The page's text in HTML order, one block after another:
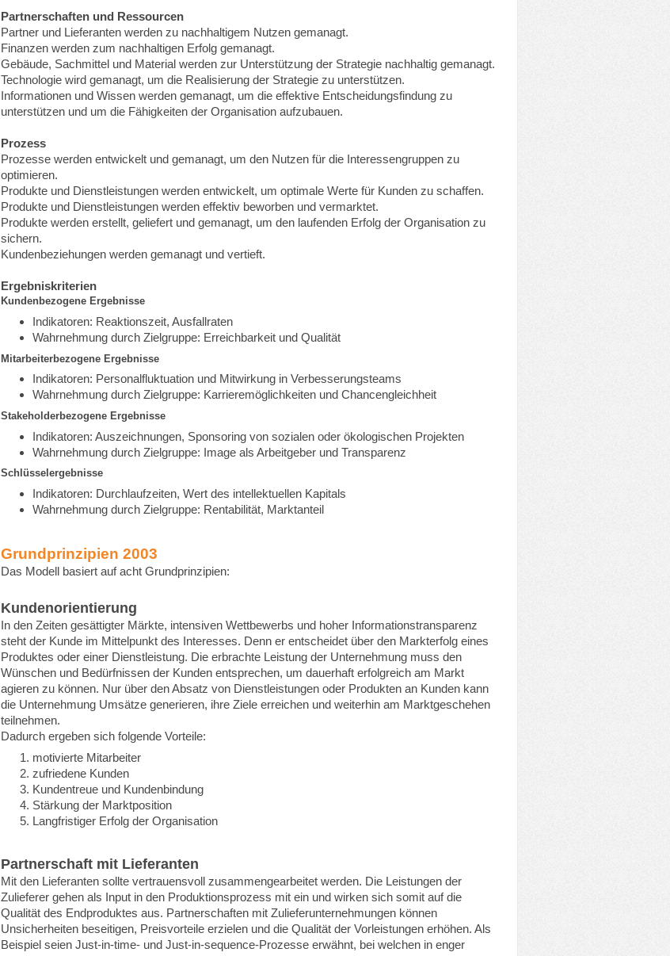
Partnerschaften und Ressourcen
Partner und Lieferanten werden zu nachhaltigem Nutzen gemanagt.
Finanzen werden zum nachhaltigen Erfolg gemanagt.
Gebäude, Sachmittel und Material werden zur Unterstützung der Strategie nachhaltig gemanagt.
Technologie wird gemanagt, um die Realisierung der Strategie zu unterstützen.
Informationen und Wissen werden gemanagt, um die effektive Entscheidungsfindung zu
unterstützen und um die Fähigkeiten der Organisation aufzubauen.
Prozess
Prozesse werden entwickelt und gemanagt, um den Nutzen für die Interessengruppen zu
optimieren.
Produkte und Dienstleistungen werden entwickelt, um optimale Werte für Kunden zu schaffen.
Produkte und Dienstleistungen werden effektiv beworben und vermarktet.
Produkte werden erstellt, geliefert und gemanagt, um den laufenden Erfolg der Organisation zu
sichern.
Kundenbeziehungen werden gemanagt und vertieft.
Ergebniskriterien
Kundenbezogene Ergebnisse
Indikatoren: Reaktionszeit, Ausfallraten
Wahrnehmung durch Zielgruppe: Erreichbarkeit und Qualität
Mitarbeiterbezogene Ergebnisse
Indikatoren: Personalfluktuation und Mitwirkung in Verbesserungsteams
Wahrnehmung durch Zielgruppe: Karrieremöglichkeiten und Chancengleichheit
Stakeholderbezogene Ergebnisse
Indikatoren: Auszeichnungen, Sponsoring von sozialen oder ökologischen Projekten
Wahrnehmung durch Zielgruppe: Image als Arbeitgeber und Transparenz
Schlüsselergebnisse
Indikatoren: Durchlaufzeiten, Wert des intellektuellen Kapitals
Wahrnehmung durch Zielgruppe: Rentabilität, Marktanteil
Grundprinzipien 2003
Das Modell basiert auf acht Grundprinzipien:
Kundenorientierung
In den Zeiten gesättigter Märkte, intensiven Wettbewerbs und hoher Informationstransparenz
steht der Kunde im Mittelpunkt des Interesses. Denn er entscheidet über den Markterfolg eines
Produktes oder einer Dienstleistung. Die erbrachte Leistung der Unternehmung muss den
Wünschen und Bedürfnissen der Kunden entsprechen, um dauerhaft erfolgreich am Markt
agieren zu können. Nur über den Absatz von Dienstleistungen oder Produkten an Kunden kann
die Unternehmung Umsätze generieren, ihre Ziele erreichen und weiterhin am Marktgeschehen
teilnehmen.
Dadurch ergeben sich folgende Vorteile:
motivierte Mitarbeiter
zufriedene Kunden
Kundentreue und Kundenbindung
Stärkung der Marktposition
Langfristiger Erfolg der Organisation
Partnerschaft mit Lieferanten
Mit den Lieferanten sollte vertrauensvoll zusammengearbeitet werden. Die Leistungen der
Zulieferer gehen als Input in den Produktionsprozess mit ein und wirken sich somit auf die
Qualität des Endproduktes aus. Partnerschaften mit Zulieferunternehmungen können
Unsicherheiten beseitigen, Preisvorteile erzielen und die Qualität der Vorleistungen erhöhen. Als
Beispiel seien Just-in-time- und Just-in-sequence-Prozesse erwähnt, bei welchen in enger